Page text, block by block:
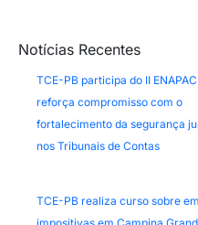
Notícias Recentes
TCE-PB participa do II
reforça compromisso com o
fortalecimento da segurança
nos Tribunais de Contas
TCE-PB realiza curso sobre